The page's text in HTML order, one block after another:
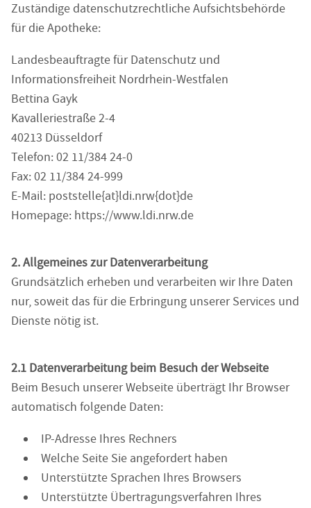
Zuständige datenschutzrechtliche Aufsichtsbehörde
für die Apotheke:
Landesbeauftragte für Datenschutz und
Informationsfreiheit Nordrhein-Westfalen
Bettina Gayk
Kavalleriestraße 2-4
40213 Düsseldorf
Telefon: 02 11/384 24-0
Fax: 02 11/384 24-999
E-Mail: poststelle{at}ldi.nrw{dot}de
Homepage: https://www.ldi.nrw.de
2. Allgemeines zur Datenverarbeitung
Grundsätzlich erheben und verarbeiten wir Ihre Daten
nur, soweit das für die Erbringung unserer Services und
Dienste nötig ist.
2.1 Datenverarbeitung beim Besuch der Webseite
Beim Besuch unserer Webseite überträgt Ihr Browser
automatisch folgende Daten:
IP-Adresse Ihres Rechners
Welche Seite Sie angefordert haben
Unterstützte Sprachen Ihres Browsers
Unterstützte Übertragungsverfahren Ihres